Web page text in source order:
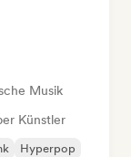
Musik
Künstler
Hyperpop